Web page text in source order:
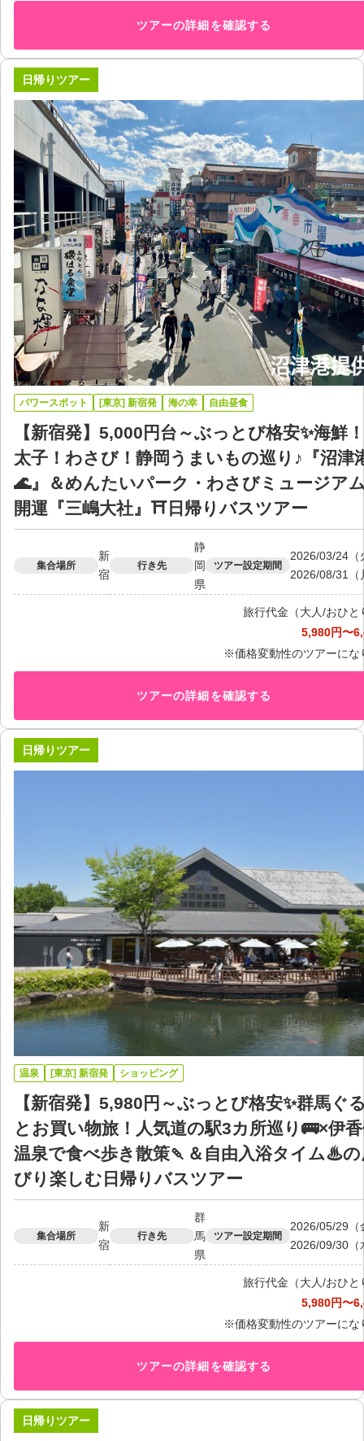
ツアーの詳細を確認する
日帰りツアー
パワースポット [東京] 新宿発 海の幸 自由昼食
【新宿発】5,000円台～ぶっとび格安✨海鮮
太子！わさび！静岡うまいもの巡り♪『沼津
🌊』＆めんたいパーク・わさびミュージア
開運『三嶋大社』⛩日帰りバスツアー
集合場所
新
宿
行き先
静
岡
県
ツアー設定期間
2026/03/24（
2026/08/31（
旅行代金（大人/おひと
5,980円〜
※価格変動性のツアーにな
ツアーの詳細を確認する
日帰りツアー
温泉 [東京] 新宿発 ショッピング
【新宿発】5,980円～ぶっとび格安✨群馬ぐ
とお買い物旅！人気道の駅3カ所巡り🚌×伊
温泉で食べ歩き散策🍡＆自由入浴タイム♨
びり楽しむ日帰りバスツアー
集合場所
新
宿
行き先
群
馬
県
ツアー設定期間
2026/05/29（
2026/09/30（
旅行代金（大人/おひと
5,980円〜
※価格変動性のツアーにな
ツアーの詳細を確認する
日帰りツアー